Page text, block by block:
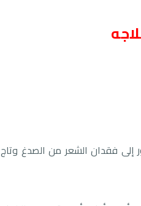
إلى فقدان الشعر من الصدغ وتاج